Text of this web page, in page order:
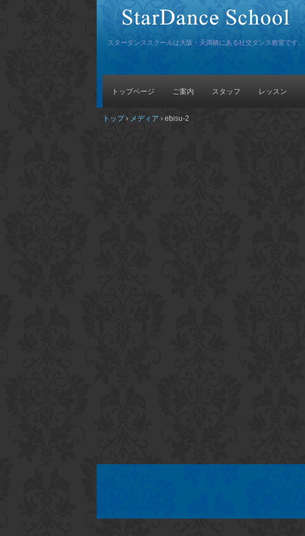
スターダンススクールは大阪・天満橋にある社交ダンス教室です。
トップページ ご案内 スタッフ レッスン
トップ › メディア › ebisu-2